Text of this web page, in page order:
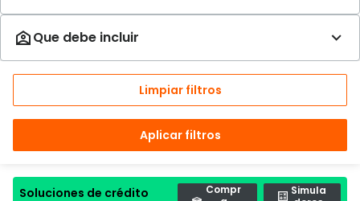
Limpiar filtros
Aplicar filtros
Soluciones de crédito
Compr
Simula